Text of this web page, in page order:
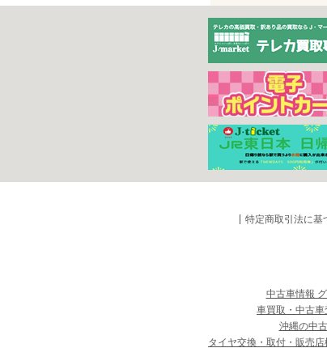
特定商取引法に基
中古車情報
車買取・中古
沖縄の中
タイヤ交換・取付・販売